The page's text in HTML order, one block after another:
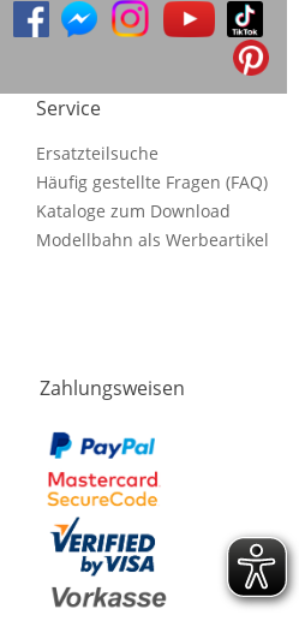
Service
Ersatzteilsuche
Häufig gestellte Fragen (FAQ)
Kataloge zum Download
Modellbahn als Werbeartikel
Zahlungsweisen